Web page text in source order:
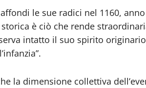
le sue radici nel 1160,
è ciò che rende
intatto il suo spirito
la dimensione collettiva